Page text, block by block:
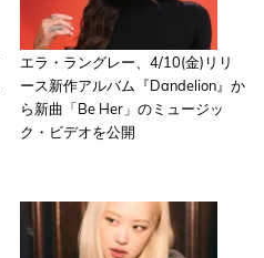
エラ・ラングレー、4/10(金)リリ
ース新作アルバム『Dandelion』か
ら新曲「Be Her」のミュージッ
ク・ビデオを公開